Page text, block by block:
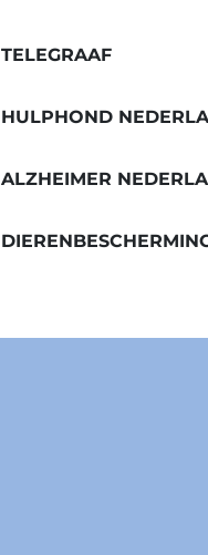
TELEGRAAF
HULPHOND
ALZHEIMER